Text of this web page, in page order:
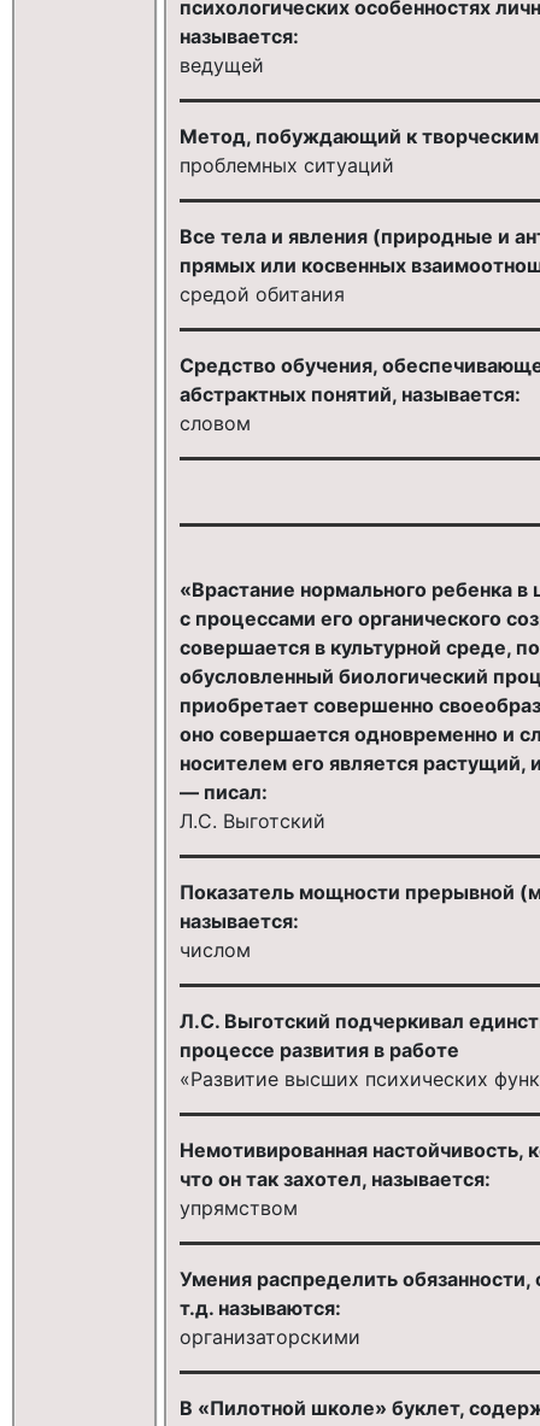
психологических особенностях
называется:
ведущей
Метод, побуждающий к творческим
проблемных ситуаций
Все тела и явления (природные и
прямых или косвенных
средой обитания
Средство обучения,
абстрактных понятий, называется:
словом
«Врастание нормального ребенка
с процессами его органического
совершается в культурной среде,
обусловленный биологический
приобретает совершенно
оно совершается одновременно и
носителем его является
— писал:
Л.С. Выготский
Показатель мощности прерывной
называется:
числом
Л.С. Выготский подчеркивал
процессе развития в работе
«Развитие высших психических
Немотивированная настойчивость,
что он так захотел, называется:
упрямством
Умения распределить обязанности,
т.д. называются:
организаторскими
В «Пилотной школе» буклет,